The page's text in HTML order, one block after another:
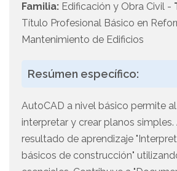
Familia: Edificación y Obra Civil -
Título Profesional Básico en
Mantenimiento de Edificios
Resúmen específico:
AutoCAD a nivel básico permite
interpretar y crear planos
resultado de aprendizaje
básicos de construcción"